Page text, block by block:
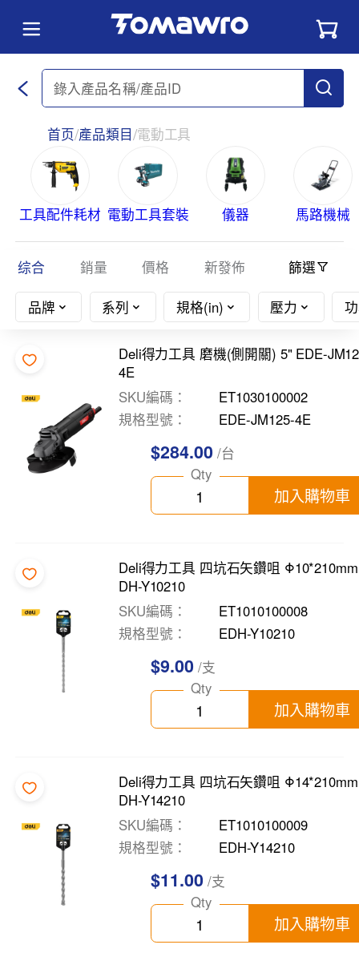
首页 產品類目 電動工具
工具配件耗材 電動工具套裝 儀器 馬路機械
综合 銷量 價格 新發佈 篩選
品牌 系列 規格(in) 壓力
Deli得力工具 磨機(側開關) 5" EDE-
4E
SKU編碼
ET1030100002
規格型號
EDE-JM125-4E
$284.00 /台
Qty
加入購物車
Deli得力工具 四坑石矢鑽咀
DH-Y10210
SKU編碼
ET1010100008
規格型號
EDH-Y10210
$9.00 /支
Qty
加入購物車
Deli得力工具 四坑石矢鑽咀
DH-Y14210
SKU編碼
ET1010100009
規格型號
EDH-Y14210
$11.00 /支
Qty
加入購物車